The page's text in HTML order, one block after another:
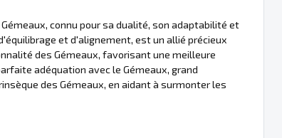
connu pour sa dualité, son adaptabilité et
et d'alignement, est un allié précieux
des Gémeaux, favorisant une meilleure
adéquation avec le Gémeaux, grand
des Gémeaux, en aidant à surmonter les